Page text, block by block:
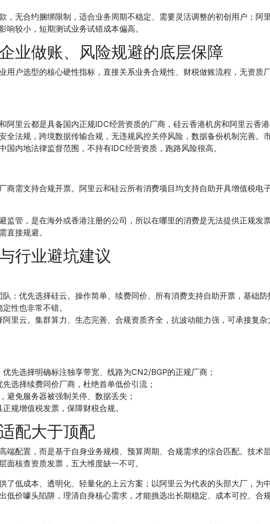
，无合约捆绑限制，适合业务周期不稳定、需要灵活调整的初创用户；阿
较小，短期测试业务试错成本偏高。
业做账、风险规避的底层保障
用户选型的核心硬性指标，直接关系业务合规性、财税做账流程，无资质
阿里云都是具备国内正规IDC经营资质的厂商，硅云香港机房和阿里云香
法规，跨境数据传输合规，无违规风控关停风险，数据备份机制完善。
内地法律监督范围，不持有IDC经营资质，跑路风险很高。
商需支持合规开票。阿里云和硅云所有消费项目均支持自助开具增值税电
监管，是在海外或香港注册的公司，所以在哪里的消费是无法提供正规发
直接规避。
行业避坑建议
：优先选择硅云。操作简单、续费同价、所有消费支持自助开票，基础
性也非常不错。
里云。集群算力、生态完善、合规资质齐全，抗波动能力强，可承接复
先选择明确标注独享带宽、线路为CN2/BGP的正规厂商；
选择续费同价厂商，杜绝首单低价引流；
避免服务器被强制关停、数据丢失；
规增值税发票，保障财税合规。
配大于顶配
端配置，而是基于自身业务规模、预算周期、合规需求的综合匹配。技术
核查资质发票，五大维度缺一不可。
了低成本、透明化、轻量化的上云方案；以阿里云为代表的头部大厂，为
低价噱头陷阱，理清自身核心需求，才能挑选出长期稳定、成本可控、合